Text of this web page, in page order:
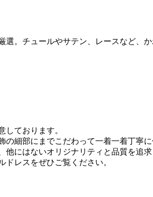
。チュールやサテン、レースなど、
しております。
細部にまでこだわって一着一着丁寧に
にはないオリジナリティと品質を追求
レスをぜひご覧ください。